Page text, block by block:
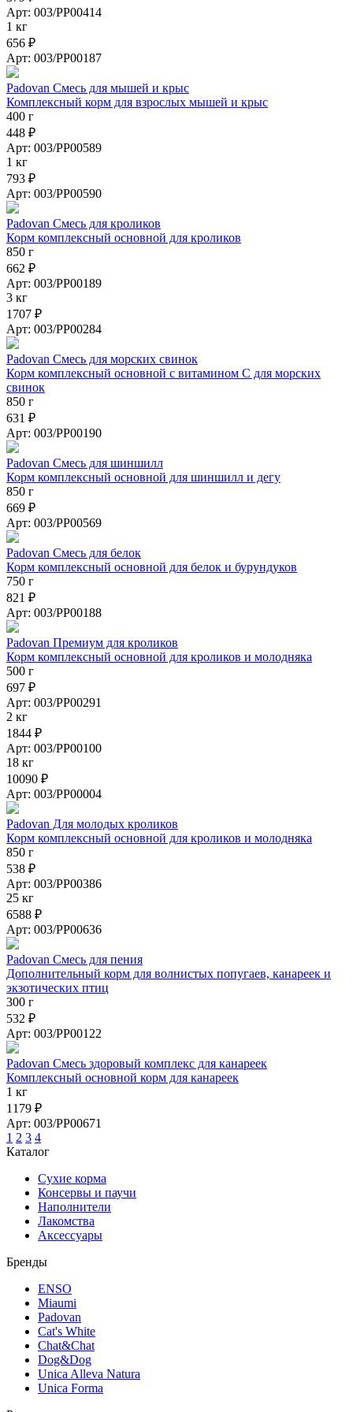
Арт: 003/PP00414
1 кг
656 ₽
Арт: 003/PP00187
Padovan Смесь для мышей и крыс
Комплексный корм для взрослых мышей и крыс
400 г
448 ₽
Арт: 003/PP00589
1 кг
793 ₽
Арт: 003/PP00590
Padovan Смесь для кроликов
Корм комплексный основной для кроликов
850 г
662 ₽
Арт: 003/PP00189
3 кг
1707 ₽
Арт: 003/PP00284
Padovan Смесь для морских свинок
Корм комплексный основной с витамином С для морских
свинок
850 г
631 ₽
Арт: 003/PP00190
Padovan Смесь для шиншилл
Корм комплексный основной для шиншилл и дегу
850 г
669 ₽
Арт: 003/PP00569
Padovan Смесь для белок
Корм комплексный основной для белок и бурундуков
750 г
821 ₽
Арт: 003/PP00188
Padovan Премиум для кроликов
Корм комплексный основной для кроликов и молодняка
500 г
697 ₽
Арт: 003/PP00291
2 кг
1844 ₽
Арт: 003/PP00100
18 кг
10090 ₽
Арт: 003/PP00004
Padovan Для молодых кроликов
Корм комплексный основной для кроликов и молодняка
850 г
538 ₽
Арт: 003/PP00386
25 кг
6588 ₽
Арт: 003/PP00636
Padovan Смесь для пения
Дополнительный корм для волнистых попугаев, канареек и
экзотических птиц
300 г
532 ₽
Арт: 003/PP00122
Padovan Смесь здоровый комплекс для канареек
Комплексный основной корм для канареек
1 кг
1179 ₽
Арт: 003/PP00671
1 2 3 4
Каталог
Сухие корма
Консервы и паучи
Наполнители
Лакомства
Аксессуары
Бренды
ENSO
Miaumi
Padovan
Cat's White
Chat&Chat
Dog&Dog
Unica Alleva Natura
Unica Forma